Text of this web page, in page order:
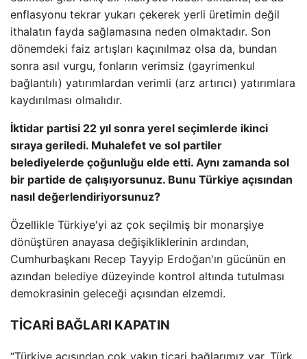
enflasyonu tekrar yukarı çekerek yerli üretimin değil
ithalatın fayda sağlamasına neden olmaktadır. Son
dönemdeki faiz artışları kaçınılmaz olsa da, bundan
sonra asıl vurgu, fonların verimsiz (gayrimenkul
bağlantılı) yatırımlardan verimli (arz artırıcı) yatırımlara
kaydırılması olmalıdır.
İktidar partisi 22 yıl sonra yerel seçimlerde ikinci
sıraya geriledi. Muhalefet ve sol partiler
belediyelerde çoğunluğu elde etti. Aynı zamanda sol
bir partide de çalışıyorsunuz. Bunu Türkiye açısından
nasıl değerlendiriyorsunuz?
Özellikle Türkiye'yi az çok seçilmiş bir monarşiye
dönüştüren anayasa değişikliklerinin ardından,
Cumhurbaşkanı Recep Tayyip Erdoğan'ın gücünün en
azından belediye düzeyinde kontrol altında tutulması
demokrasinin geleceği açısından elzemdi.
TİCARİ BAĞLARI KAPATIN
“Türkiye açısından çok yakın ticari bağlarımız var. Türk